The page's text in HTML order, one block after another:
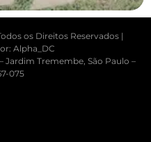
os Direitos Reservados |
Alpha_DC
Jardim Tremembe, São Paulo –
075